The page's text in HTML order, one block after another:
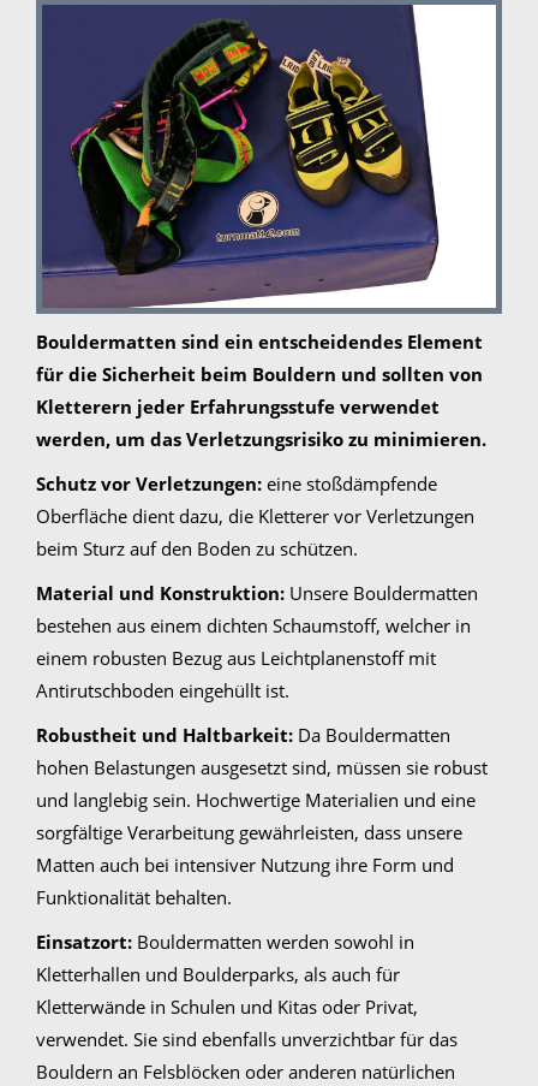
Bouldermatten sind ein entscheidendes Element
für die Sicherheit beim Bouldern und sollten von
Kletterern jeder Erfahrungsstufe verwendet
werden, um das Verletzungsrisiko zu minimieren.
Schutz vor Verletzungen: eine stoßdämpfende
Oberfläche dient dazu, die Kletterer vor Verletzungen
beim Sturz auf den Boden zu schützen.
Material und Konstruktion: Unsere Bouldermatten
bestehen aus einem dichten Schaumstoff, welcher in
einem robusten Bezug aus Leichtplanenstoff mit
Antirutschboden eingehüllt ist.
Robustheit und Haltbarkeit: Da Bouldermatten
hohen Belastungen ausgesetzt sind, müssen sie robust
und langlebig sein. Hochwertige Materialien und eine
sorgfältige Verarbeitung gewährleisten, dass unsere
Matten auch bei intensiver Nutzung ihre Form und
Funktionalität behalten.
Einsatzort: Bouldermatten werden sowohl in
Kletterhallen und Boulderparks, als auch für
Kletterwände in Schulen und Kitas oder Privat,
verwendet. Sie sind ebenfalls unverzichtbar für das
Bouldern an Felsblöcken oder anderen natürlichen